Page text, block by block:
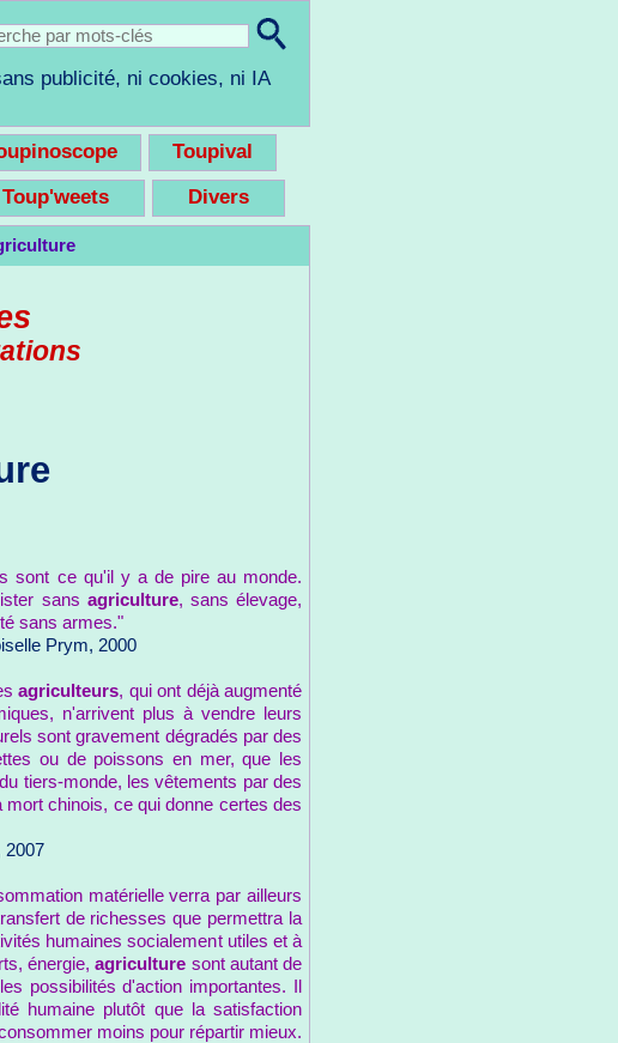
publicité, ni cookies, ni IA
Toupival
Divers
sont ce qu'il y a de pire au monde.
sans agriculture, sans élevage,
sans armes."
Prym, 2000
agriculteurs, qui ont déjà augmenté
n'arrivent plus à vendre leurs
sont gravement dégradés par des
ou de poissons en mer, que les
tiers-monde, les vêtements par des
chinois, ce qui donne certes des
2007
matérielle verra par ailleurs
de richesses que permettra la
humaines socialement utiles et à
énergie,agriculture sont autant de
possibilités d'action importantes. Il
humaine plutôt que la satisfaction
moins pour répartir mieux.